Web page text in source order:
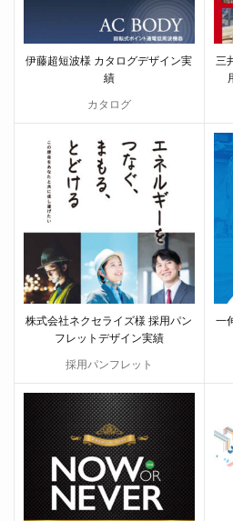
伊藤超短波様 カタログデザイン実
績
カタログ
三
株式会社ネクセライズ様 採用パン
フレットデザイン実績
採用パンフレット
一